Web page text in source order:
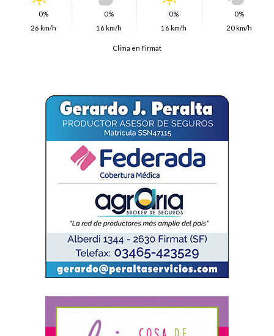
0%
26 km/h
0%
16 km/h
0%
16 km/h
0%
20 km/h
Clima en Firmat